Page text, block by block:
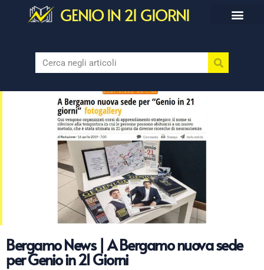
GENIO IN 21 GIORNI
Bergamo News | A Bergamo nuova sede
per Genio in 21 Giorni